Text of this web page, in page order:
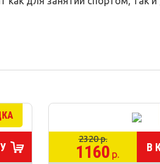
2320 р.
1160 р.
В